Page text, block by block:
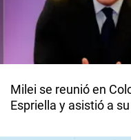
Milei se reunió en
Espriella y asistió a